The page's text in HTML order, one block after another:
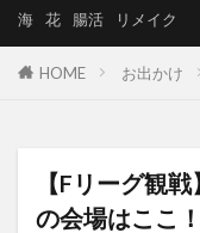
海 花 腸活 リメイク
HOME お出かけ
【Fリーグ観
の会場はここ